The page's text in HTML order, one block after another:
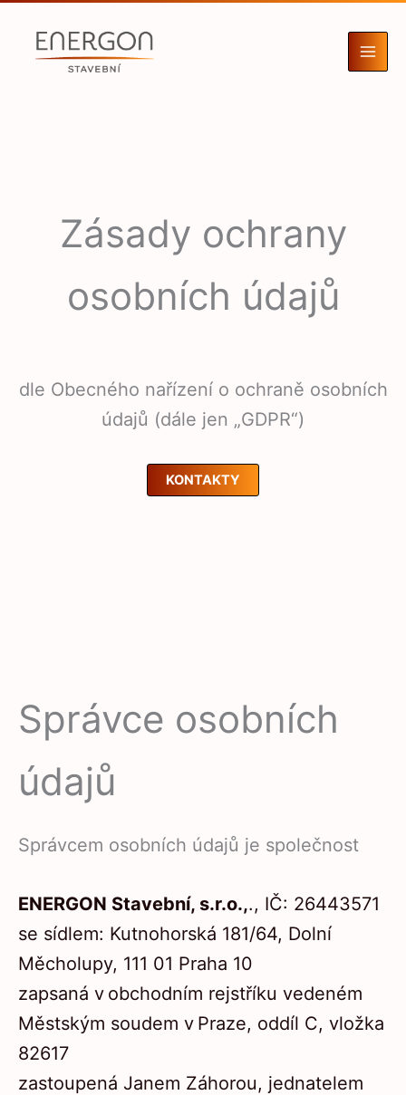
obsah
Zásady ochrany
osobních údajů
dle Obecného nařízení o ochraně osobních
údajů (dále jen „GDPR“)
KONTAKTY
Správce osobních
údajů
Správcem osobních údajů je společnost
ENERGON Stavební, s.r.o.,., IČ: 26443571
se sídlem: Kutnohorská 181/64, Dolní
Měcholupy, 111 01 Praha 10
zapsaná v obchodním rejstříku vedeném
Městským soudem v Praze, oddíl C, vložka
82617
zastoupená Janem Záhorou, jednatelem